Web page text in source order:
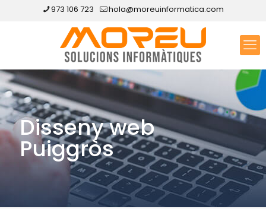
973 106 723 hola@moreuinformatica.com
Disseny web
Puiggròs